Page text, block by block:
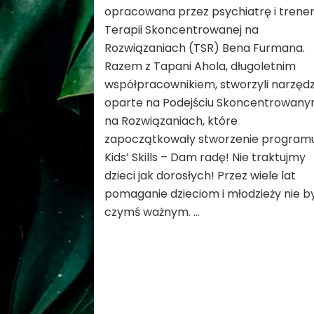
opracowana przez psychiatrę i
Terapii Skoncentrowanej na
Rozwiązaniach (TSR) Bena Furmana.
Razem z Tapani Ahola, długoletnim
współpracownikiem, stworzyli
oparte na Podejściu
na Rozwiązaniach, które
zapoczątkowały stworzenie
Kids’ Skills – Dam radę! Nie traktujmy
dzieci jak dorosłych! Przez wiele lat
pomaganie dzieciom i młodzieży nie
czymś ważnym. …